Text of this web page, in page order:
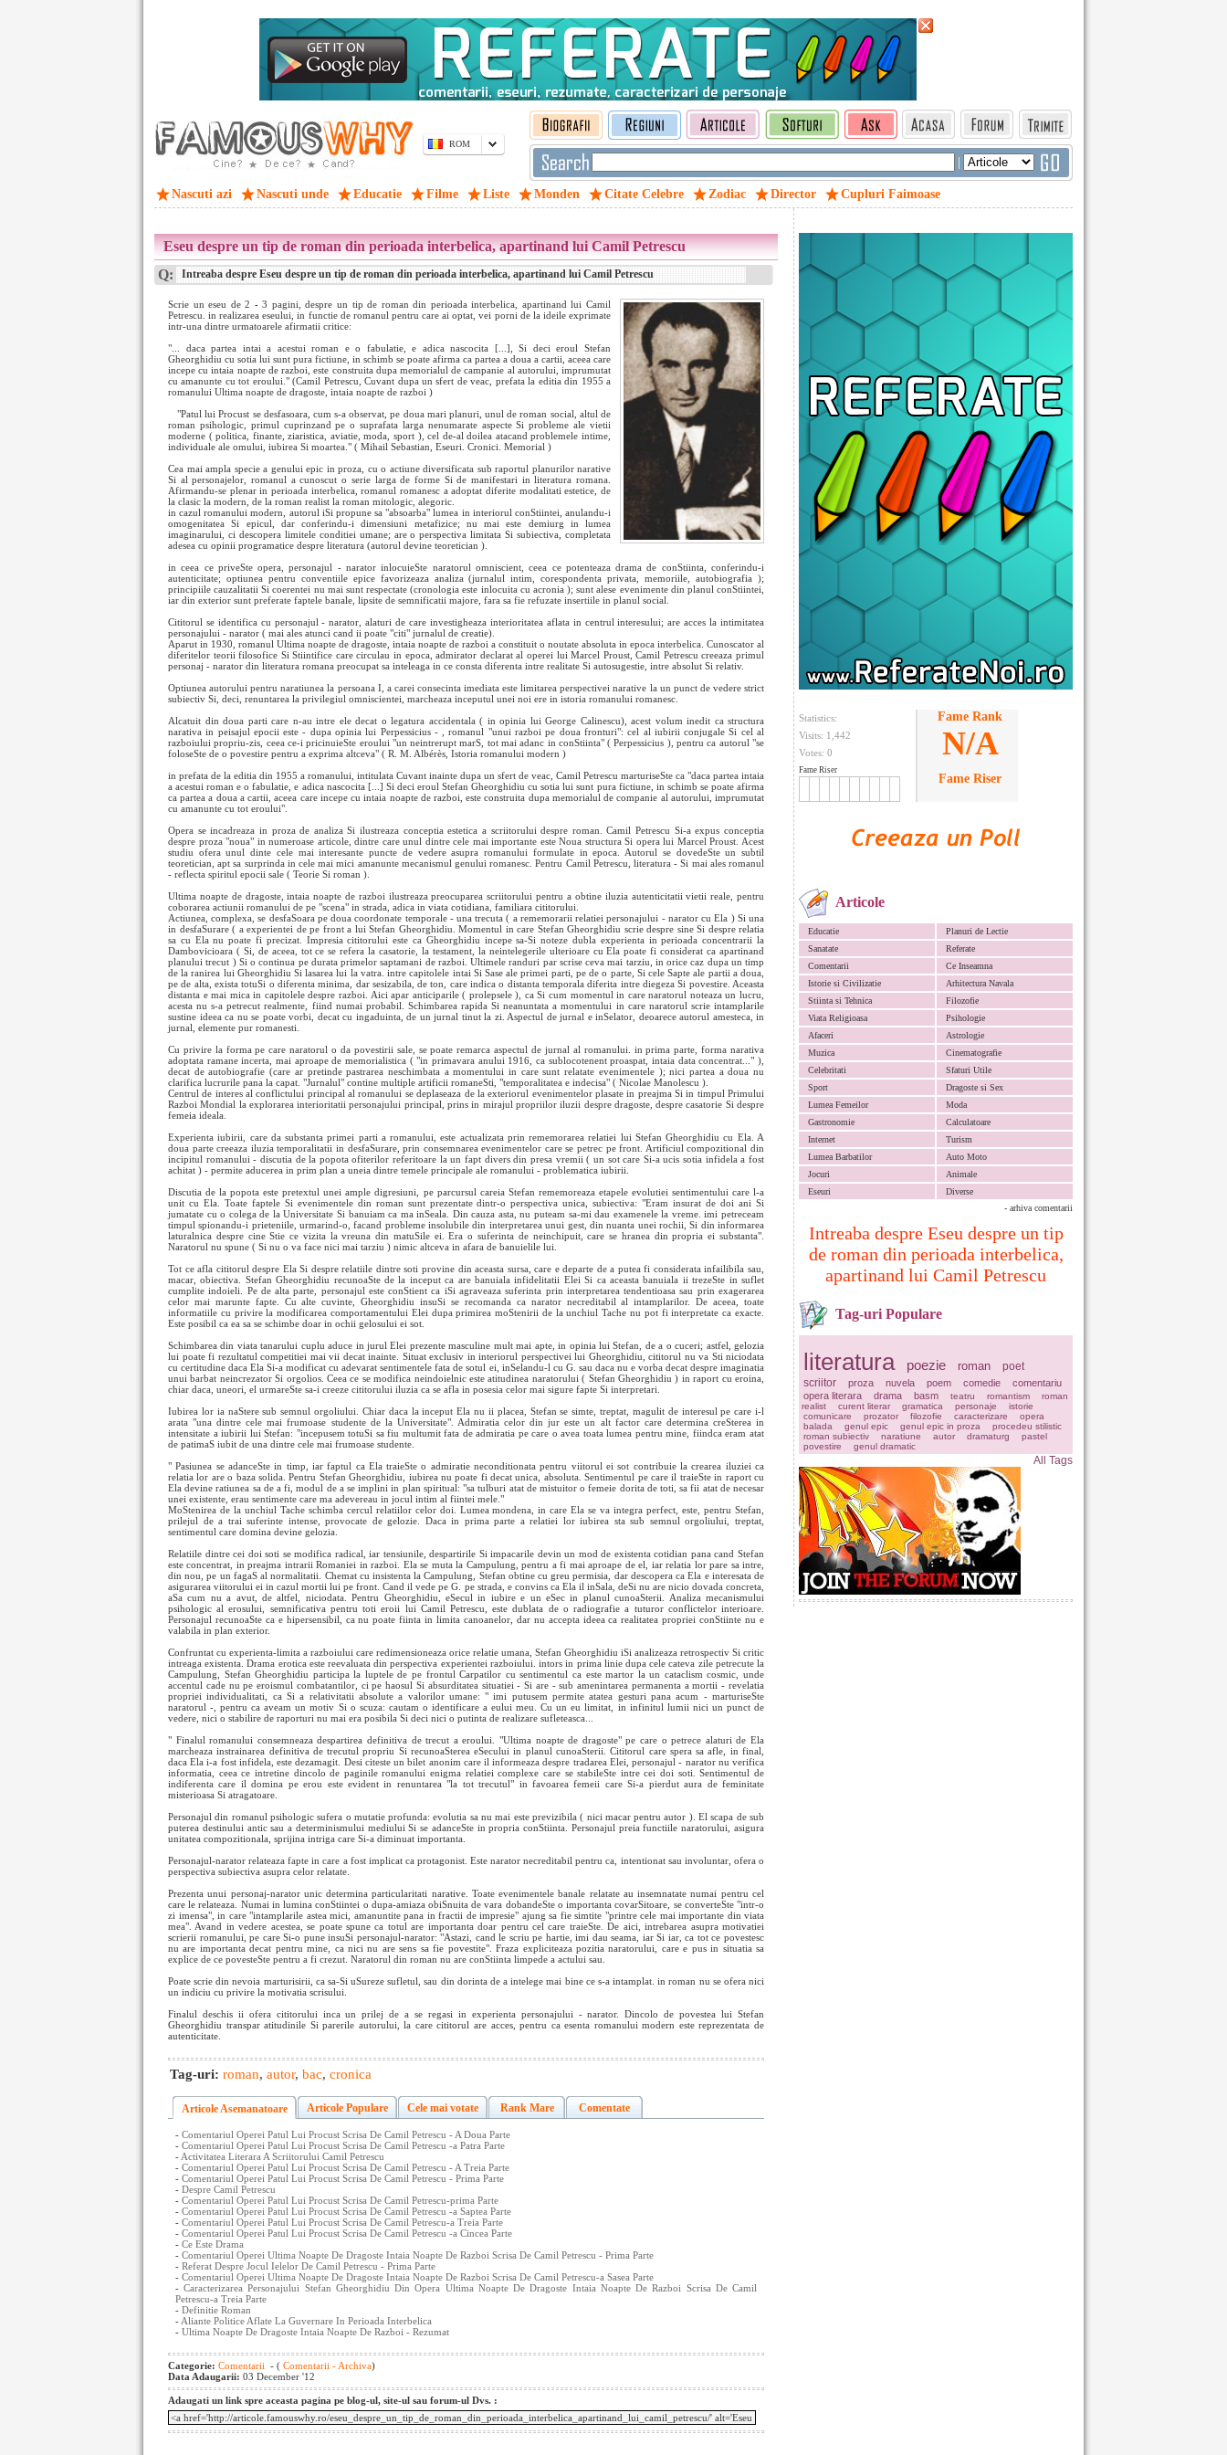
ROM
|
Nascuti azi Nascuti unde Educatie Filme Liste Monden Citate Celebre Zodiac Director Cupluri Faimoase
Statistics:
Visits: 1,442
Votes: 0
Fame Riser
Fame Rank
N/A
Fame Riser
Articole
Educatie
Planuri de Lectie
Sanatate
Referate
Comentarii
Ce Inseamna
Istorie si Civilizatie
Arhitectura Navala
Stiinta si Tehnica
Filozofie
Viata Religioasa
Psihologie
Afaceri
Astrologie
Muzica
Cinematografie
Celebritati
Sfaturi Utile
Sport
Dragoste si Sex
Lumea Femeilor
Moda
Gastronomie
Calculatoare
Internet
Turism
Lumea Barbatilor
Auto Moto
Jocuri
Animale
Eseuri
Diverse
- arhiva comentarii
Intreaba despre Eseu despre un tip
de roman din perioada interbelica,
apartinand lui Camil Petrescu
Tag-uri Populare
literatura poezie roman
poet
scriitor
proza nuvela poem comedie
comentariu
opera literara
drama basm teatru romantism
roman
realist
curent literar gramatica personaje
istorie
comunicare
prozator filozofie caracterizare
opera
balada
genul epic genul epic in proza
procedeu stilistic
roman subiectiv
naratiune autor dramaturg
pastel
povestire
genul dramatic
All Tags
Eseu despre un tip de roman din perioada interbelica, apartinand lui Camil Petrescu
Q: Intreaba despre Eseu despre un tip de roman din perioada interbelica, apartinand lui Camil Petrescu
Scrie un eseu de 2 - 3 pagini, despre un tip de roman din perioada interbelica, apartinand lui Camil
Petrescu. in realizarea eseului, in functie de romanul pentru care ai optat, vei porni de la ideile exprimate
intr-una dintre urmatoarele afirmatii critice:
"... daca partea intai a acestui roman e o fabulatie, e adica nascocita [...], Si deci eroul Stefan
Gheorghidiu cu sotia lui sunt pura fictiune, in schimb se poate afirma ca partea a doua a cartii, aceea care
incepe cu intaia noapte de razboi, este construita dupa memorialul de campanie al autorului, imprumutat
cu amanunte cu tot eroului." (Camil Petrescu, Cuvant dupa un sfert de veac, prefata la editia din 1955 a
romanului Ultima noapte de dragoste, intaia noapte de razboi )
"Patul lui Procust se desfasoara, cum s-a observat, pe doua mari planuri, unul de roman social, altul de
roman psihologic, primul cuprinzand pe o suprafata larga nenumarate aspecte Si probleme ale vietii
moderne ( politica, finante, ziaristica, aviatie, moda, sport ), cel de-al doilea atacand problemele intime,
individuale ale omului, iubirea Si moartea." ( Mihail Sebastian, Eseuri. Cronici. Memorial )
Cea mai ampla specie a genului epic in proza, cu o actiune diversificata sub raportul planurilor narative
Si al personajelor, romanul a cunoscut o serie larga de forme Si de manifestari in literatura romana.
Afirmandu-se plenar in perioada interbelica, romanul romanesc a adoptat diferite modalitati estetice, de
la clasic la modern, de la roman realist la roman mitologic, alegoric.
in cazul romanului modern, autorul iSi propune sa "absoarba" lumea in interiorul conStiintei, anulandu-i
omogenitatea Si epicul, dar conferindu-i dimensiuni metafizice; nu mai este demiurg in lumea
imaginarului, ci descopera limitele conditiei umane; are o perspectiva limitata Si subiectiva, completata
adesea cu opinii programatice despre literatura (autorul devine teoretician ).
in ceea ce priveSte opera, personajul - narator inlocuieSte naratorul omniscient, ceea ce potenteaza drama de conStiinta, conferindu-i
autenticitate; optiunea pentru conventiile epice favorizeaza analiza (jurnalul intim, corespondenta privata, memoriile, autobiografia );
principiile cauzalitatii Si coerentei nu mai sunt respectate (cronologia este inlocuita cu acronia ); sunt alese evenimente din planul conStiintei,
iar din exterior sunt preferate faptele banale, lipsite de semnificatii majore, fara sa fie refuzate insertiile in planul social.
Cititorul se identifica cu personajul - narator, alaturi de care investigheaza interioritatea aflata in centrul interesului; are acces la intimitatea
personajului - narator ( mai ales atunci cand ii poate "citi" jurnalul de creatie).
Aparut in 1930, romanul Ultima noapte de dragoste, intaia noapte de razboi a constituit o noutate absoluta in epoca interbelica. Cunoscator al
diferitelor teorii filosofice Si Stiintifice care circulau in epoca, admirator declarat al operei lui Marcel Proust, Camil Petrescu creeaza primul
personaj - narator din literatura romana preocupat sa inteleaga in ce consta diferenta intre realitate Si autosugestie, intre absolut Si relativ.
Optiunea autorului pentru naratiunea la persoana I, a carei consecinta imediata este limitarea perspectivei narative la un punct de vedere strict
subiectiv Si, deci, renuntarea la privilegiul omniscientei, marcheaza inceputul unei noi ere in istoria romanului romanesc.
Alcatuit din doua parti care n-au intre ele decat o legatura accidentala ( in opinia lui George Calinescu), acest volum inedit ca structura
narativa in peisajul epocii este - dupa opinia lui Perpessicius - , romanul "unui razboi pe doua fronturi": cel al iubirii conjugale Si cel al
razboiului propriu-zis, ceea ce-i pricinuieSte eroului "un neintrerupt marS, tot mai adanc in conStiinta" ( Perpessicius ), pentru ca autorul "se
foloseSte de o povestire pentru a exprima altceva" ( R. M. Albérès, Istoria romanului modern )
in prefata de la editia din 1955 a romanului, intitulata Cuvant inainte dupa un sfert de veac, Camil Petrescu marturiseSte ca "daca partea intaia
a acestui roman e o fabulatie, e adica nascocita [...] Si deci eroul Stefan Gheorghidiu cu sotia lui sunt pura fictiune, in schimb se poate afirma
ca partea a doua a cartii, aceea care incepe cu intaia noapte de razboi, este construita dupa memorialul de companie al autorului, imprumutat
cu amanunte cu tot eroului".
Opera se incadreaza in proza de analiza Si ilustreaza conceptia estetica a scriitorului despre roman. Camil Petrescu Si-a expus conceptia
despre proza "noua" in numeroase articole, dintre care unul dintre cele mai importante este Noua structura Si opera lui Marcel Proust. Acest
studiu ofera unul dinte cele mai interesante puncte de vedere asupra romanului formulate in epoca. Autorul se dovedeSte un subtil
teoretician, apt sa surprinda in cele mai mici amanunte mecanismul genului romanesc. Pentru Camil Petrescu, literatura - Si mai ales romanul
- reflecta spiritul epocii sale ( Teorie Si roman ).
Ultima noapte de dragoste, intaia noapte de razboi ilustreaza preocuparea scriitorului pentru a obtine iluzia autenticitatii vietii reale, pentru
coborarea actiunii romanului de pe "scena" in strada, adica in viata cotidiana, familiara cititorului.
Actiunea, complexa, se desfaSoara pe doua coordonate temporale - una trecuta ( a rememorarii relatiei personajului - narator cu Ela ) Si una
in desfaSurare ( a experientei de pe front a lui Stefan Gheorghidiu. Momentul in care Stefan Gheorghidiu scrie despre sine Si despre relatia
sa cu Ela nu poate fi precizat. Impresia cititorului este ca Gheorghidiu incepe sa-Si noteze dubla experienta in perioada concentrarii la
Dambovicioara ( Si, de aceea, tot ce se refera la casatorie, la testament, la neintelegerile ulterioare cu Ela poate fi considerat ca apartinand
planului trecut ) Si o continua pe durata primelor saptamani de razboi. Ultimele randuri par scrise ceva mai tarziu, in orice caz dupa un timp
de la ranirea lui Gheorghidiu Si lasarea lui la vatra. intre capitolele intai Si Sase ale primei parti, pe de o parte, Si cele Sapte ale partii a doua,
pe de alta, exista totuSi o diferenta minima, dar sesizabila, de ton, care indica o distanta temporala diferita intre diegeza Si povestire. Aceasta
distanta e mai mica in capitolele despre razboi. Aici apar anticiparile ( prolepsele ), ca Si cum momentul in care naratorul noteaza un lucru,
acesta nu s-a petrecut realmente, fiind numai probabil. Schimbarea rapida Si neanuntata a momentului in care naratorul scrie intamplarile
sustine ideea ca nu se poate vorbi, decat cu ingaduinta, de un jurnal tinut la zi. Aspectul de jurnal e inSelator, deoarece autorul amesteca, in
jurnal, elemente pur romanesti.
Cu privire la forma pe care naratorul o da povestirii sale, se poate remarca aspectul de jurnal al romanului. in prima parte, forma narativa
adoptata ramane incerta, mai aproape de memorialistica ( "in primavara anului 1916, ca sublocotenent proaspat, intaia data concentrat..." ),
decat de autobiografie (care ar pretinde pastrarea neschimbata a momentului in care sunt relatate evenimentele ); nici partea a doua nu
clarifica lucrurile pana la capat. "Jurnalul" contine multiple artificii romaneSti, "temporalitatea e indecisa" ( Nicolae Manolescu ).
Centrul de interes al conflictului principal al romanului se deplaseaza de la exteriorul evenimentelor plasate in preajma Si in timpul Primului
Razboi Mondial la explorarea interioritatii personajului principal, prins in mirajul propriilor iluzii despre dragoste, despre casatorie Si despre
femeia ideala.
Experienta iubirii, care da substanta primei parti a romanului, este actualizata prin rememorarea relatiei lui Stefan Gheorghidiu cu Ela. A
doua parte creeaza iluzia temporalitatii in desfaSurare, prin consemnarea evenimentelor care se petrec pe front. Artificiul compozitional din
incipitul romanului - discutia de la popota ofiterilor referitoare la un fapt divers din presa vremii ( un sot care Si-a ucis sotia infidela a fost
achitat ) - permite aducerea in prim plan a uneia dintre temele principale ale romanului - problematica iubirii.
Discutia de la popota este pretextul unei ample digresiuni, pe parcursul careia Stefan rememoreaza etapele evolutiei sentimentului care l-a
unit cu Ela. Toate faptele Si evenimentele din roman sunt prezentate dintr-o perspectiva unica, subiectiva: "Eram insurat de doi ani Si
jumatate cu o colega de la Universitate Si banuiam ca ma inSeala. Din cauza asta, nu puteam sa-mi dau examenele la vreme. imi petreceam
timpul spionandu-i prieteniile, urmarind-o, facand probleme insolubile din interpretarea unui gest, din nuanta unei rochii, Si din informarea
laturalnica despre cine Stie ce vizita la vreuna din matuSile ei. Era o suferinta de neinchipuit, care se hranea din propria ei substanta".
Naratorul nu spune ( Si nu o va face nici mai tarziu ) nimic altceva in afara de banuielile lui.
Tot ce afla cititorul despre Ela Si despre relatiile dintre soti provine din aceasta sursa, care e departe de a putea fi considerata infailibila sau,
macar, obiectiva. Stefan Gheorghidiu recunoaSte de la inceput ca are banuiala infidelitatii Elei Si ca aceasta banuiala ii trezeSte in suflet
cumplite indoieli. Pe de alta parte, personajul este conStient ca iSi agraveaza suferinta prin interpretarea tendentioasa sau prin exagerarea
celor mai marunte fapte. Cu alte cuvinte, Gheorghidiu insuSi se recomanda ca narator necreditabil al intamplarilor. De aceea, toate
informatiile cu privire la modificarea comportamentului Elei dupa primirea moStenirii de la unchiul Tache nu pot fi interpretate ca exacte.
Este posibil ca ea sa se schimbe doar in ochii gelosului ei sot.
Schimbarea din viata tanarului cuplu aduce in jurul Elei prezente masculine mult mai apte, in opinia lui Stefan, de a o cuceri; astfel, gelozia
lui poate fi rezultatul competitiei mai vii decat inainte. Situat exclusiv in interiorul perspectivei lui Gheorghidiu, cititorul nu va Sti niciodata
cu certitudine daca Ela Si-a modificat cu adevarat sentimentele fata de sotul ei, inSelandu-l cu G. sau daca nu e vorba decat despre imaginatia
unui barbat neincrezator Si orgolios. Ceea ce se modifica neindoielnic este atitudinea naratorului ( Stefan Gheorghidiu ) in raport cu eroina,
chiar daca, uneori, el urmareSte sa-i creeze cititorului iluzia ca se afla in posesia celor mai sigure fapte Si interpretari.
Iubirea lor ia naStere sub semnul orgoliului. Chiar daca la inceput Ela nu ii placea, Stefan se simte, treptat, magulit de interesul pe care i-l
arata "una dintre cele mai frumoase studente de la Universitate". Admiratia celor din jur este un alt factor care determina creSterea in
intensitate a iubirii lui Stefan: "incepusem totuSi sa fiu multumit fata de admiratia pe care o avea toata lumea pentru mine, fiindca eram atat
de patimaS iubit de una dintre cele mai frumoase studente.
" Pasiunea se adanceSte in timp, iar faptul ca Ela traieSte o admiratie neconditionata pentru viitorul ei sot contribuie la crearea iluziei ca
relatia lor are o baza solida. Pentru Stefan Gheorghidiu, iubirea nu poate fi decat unica, absoluta. Sentimentul pe care il traieSte in raport cu
Ela devine ratiunea sa de a fi, modul de a se implini in plan spiritual: "sa tulburi atat de mistuitor o femeie dorita de toti, sa fii atat de necesar
unei existente, erau sentimente care ma adevereau in jocul intim al fiintei mele."
MoStenirea de la unchiul Tache schimba cercul relatiilor celor doi. Lumea mondena, in care Ela se va integra perfect, este, pentru Stefan,
prilejul de a trai suferinte intense, provocate de gelozie. Daca in prima parte a relatiei lor iubirea sta sub semnul orgoliului, treptat,
sentimentul care domina devine gelozia.
Relatiile dintre cei doi soti se modifica radical, iar tensiunile, despartirile Si impacarile devin un mod de existenta cotidian pana cand Stefan
este concentrat, in preajma intrarii Romaniei in razboi. Ela se muta la Campulung, pentru a fi mai aproape de el, iar relatia lor pare sa intre,
din nou, pe un fagaS al normalitatii. Chemat cu insistenta la Campulung, Stefan obtine cu greu permisia, dar descopera ca Ela e interesata de
asigurarea viitorului ei in cazul mortii lui pe front. Cand il vede pe G. pe strada, e convins ca Ela il inSala, deSi nu are nicio dovada concreta,
aSa cum nu a avut, de altfel, niciodata. Pentru Gheorghidiu, eSecul in iubire e un eSec in planul cunoaSterii. Analiza mecanismului
psihologic al erosului, semnificativa pentru toti eroii lui Camil Petrescu, este dublata de o radiografie a tuturor conflictelor interioare.
Personajul recunoaSte ca e hipersensibil, ca nu poate fiinta in limita canoanelor, dar nu accepta ideea ca realitatea propriei conStiinte nu e
valabila in plan exterior.
Confruntat cu experienta-limita a razboiului care redimensioneaza orice relatie umana, Stefan Gheorghidiu iSi analizeaza retrospectiv Si critic
intreaga existenta. Drama erotica este reevaluata din perspectiva experientei razboiului. intors in prima linie dupa cele cateva zile petrecute la
Campulung, Stefan Gheorghidiu participa la luptele de pe frontul Carpatilor cu sentimentul ca este martor la un cataclism cosmic, unde
accentul cade nu pe eroismul combatantilor, ci pe haosul Si absurditatea situatiei - Si are - sub amenintarea permanenta a mortii - revelatia
propriei individualitati, ca Si a relativitatii absolute a valorilor umane: " imi putusem permite atatea gesturi pana acum - marturiseSte
naratorul -, pentru ca aveam un motiv Si o scuza: cautam o identificare a eului meu. Cu un eu limitat, in infinitul lumii nici un punct de
vedere, nici o stabilire de raporturi nu mai era posibila Si deci nici o putinta de realizare sufleteasca...
" Finalul romanului consemneaza despartirea definitiva de trecut a eroului. "Ultima noapte de dragoste" pe care o petrece alaturi de Ela
marcheaza instrainarea definitiva de trecutul propriu Si recunoaSterea eSecului in planul cunoaSterii. Cititorul care spera sa afle, in final,
daca Ela i-a fost infidela, este dezamagit. Desi citeste un bilet anonim care il informeaza despre tradarea Elei, personajul - narator nu verifica
informatia, ceea ce intretine dincolo de paginile romanului enigma relatiei complexe care se stabileSte intre cei doi soti. Sentimentul de
indiferenta care il domina pe erou este evident in renuntarea "la tot trecutul" in favoarea femeii care Si-a pierdut aura de feminitate
misterioasa Si atragatoare.
Personajul din romanul psihologic sufera o mutatie profunda: evolutia sa nu mai este previzibila ( nici macar pentru autor ). El scapa de sub
puterea destinului antic sau a determinismului mediului Si se adanceSte in propria conStiinta. Personajul preia functiile naratorului, asigura
unitatea compozitionala, sprijina intriga care Si-a diminuat importanta.
Personajul-narator relateaza fapte in care a fost implicat ca protagonist. Este narator necreditabil pentru ca, intentionat sau involuntar, ofera o
perspectiva subiectiva asupra celor relatate.
Prezenta unui personaj-narator unic determina particularitati narative. Toate evenimentele banale relatate au insemnatate numai pentru cel
care le relateaza. Numai in lumina conStiintei o dupa-amiaza obiSnuita de vara dobandeSte o importanta covarSitoare, se converteSte "intr-o
zi imensa", in care "intamplarile astea mici, amanuntite pana in fractii de impresie" ajung sa fie simtite "printre cele mai importante din viata
mea". Avand in vedere acestea, se poate spune ca totul are importanta doar pentru cel care traieSte. De aici, intrebarea asupra motivatiei
scrierii romanului, pe care Si-o pune insuSi personajul-narator: "Astazi, cand le scriu pe hartie, imi dau seama, iar Si iar, ca tot ce povestesc
nu are importanta decat pentru mine, ca nici nu are sens sa fie povestite". Fraza expliciteaza pozitia naratorului, care e pus in situatia sa
explice de ce povesteSte pentru a fi crezut. Naratorul din roman nu are conStiinta limpede a actului sau.
Poate scrie din nevoia marturisirii, ca sa-Si uSureze sufletul, sau din dorinta de a intelege mai bine ce s-a intamplat. in roman nu se ofera nici
un indiciu cu privire la motivatia scrisului.
Finalul deschis ii ofera cititorului inca un prilej de a se regasi in experienta personajului - narator. Dincolo de povestea lui Stefan
Gheorghidiu transpar atitudinile Si parerile autorului, la care cititorul are acces, pentru ca esenta romanului modern este reprezentata de
autenticitate.
Tag-uri: roman, autor, bac, cronica
Articole Asemanatoare Articole Populare Cele mai votate Rank Mare Comentate
- Comentariul Operei Patul Lui Procust Scrisa De Camil Petrescu - A Doua Parte
- Comentariul Operei Patul Lui Procust Scrisa De Camil Petrescu -a Patra Parte
- Activitatea Literara A Scriitorului Camil Petrescu
- Comentariul Operei Patul Lui Procust Scrisa De Camil Petrescu - A Treia Parte
- Comentariul Operei Patul Lui Procust Scrisa De Camil Petrescu - Prima Parte
- Despre Camil Petrescu
- Comentariul Operei Patul Lui Procust Scrisa De Camil Petrescu-prima Parte
- Comentariul Operei Patul Lui Procust Scrisa De Camil Petrescu -a Saptea Parte
- Comentariul Operei Patul Lui Procust Scrisa De Camil Petrescu-a Treia Parte
- Comentariul Operei Patul Lui Procust Scrisa De Camil Petrescu -a Cincea Parte
- Ce Este Drama
- Comentariul Operei Ultima Noapte De Dragoste Intaia Noapte De Razboi Scrisa De Camil Petrescu - Prima Parte
- Referat Despre Jocul Ielelor De Camil Petrescu - Prima Parte
- Comentariul Operei Ultima Noapte De Dragoste Intaia Noapte De Razboi Scrisa De Camil Petrescu-a Sasea Parte
-Caracterizarea Personajului Stefan Gheorghidiu Din Opera Ultima Noapte De Dragoste Intaia Noapte De Razboi Scrisa De Camil
Petrescu-a Treia Parte
- Definitie Roman
- Aliante Politice Aflate La Guvernare In Perioada Interbelica
- Ultima Noapte De Dragoste Intaia Noapte De Razboi - Rezumat
Categorie: Comentarii - ( Comentarii - Archiva)
Data Adaugarii: 03 December '12
Adaugati un link spre aceasta pagina pe blog-ul, site-ul sau forum-ul Dvs. :